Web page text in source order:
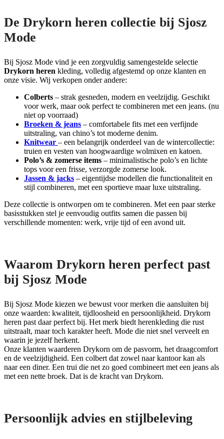
De Drykorn heren collectie bij Sjosz
Mode
Bij Sjosz Mode vind je een zorgvuldig samengestelde selectie
Drykorn heren kleding, volledig afgestemd op onze klanten en
onze visie. Wij verkopen onder andere:
Colberts – strak gesneden, modern en veelzijdig. Geschikt
voor werk, maar ook perfect te combineren met een jeans. (nu
niet op voorraad)
Broeken & jeans – comfortabele fits met een verfijnde
uitstraling, van chino’s tot moderne denim.
Knitwear – een belangrijk onderdeel van de wintercollectie:
truien en vesten van hoogwaardige wolmixen en katoen.
Polo’s & zomerse items – minimalistische polo’s en lichte
tops voor een frisse, verzorgde zomerse look.
Jassen & jacks – eigentijdse modellen die functionaliteit en
stijl combineren, met een sportieve maar luxe uitstraling.
Deze collectie is ontworpen om te combineren. Met een paar sterke
basisstukken stel je eenvoudig outfits samen die passen bij
verschillende momenten: werk, vrije tijd of een avond uit.
Waarom Drykorn heren perfect past
bij Sjosz Mode
Bij Sjosz Mode kiezen we bewust voor merken die aansluiten bij
onze waarden: kwaliteit, tijdloosheid en persoonlijkheid. Drykorn
heren past daar perfect bij. Het merk biedt herenkleding die rust
uitstraalt, maar toch karakter heeft. Mode die niet snel verveelt en
waarin je jezelf herkent.
Onze klanten waarderen Drykorn om de pasvorm, het draagcomfort
en de veelzijdigheid. Een colbert dat zowel naar kantoor kan als
naar een diner. Een trui die net zo goed combineert met een jeans als
met een nette broek. Dat is de kracht van Drykorn.
Persoonlijk advies en stijlbeleving